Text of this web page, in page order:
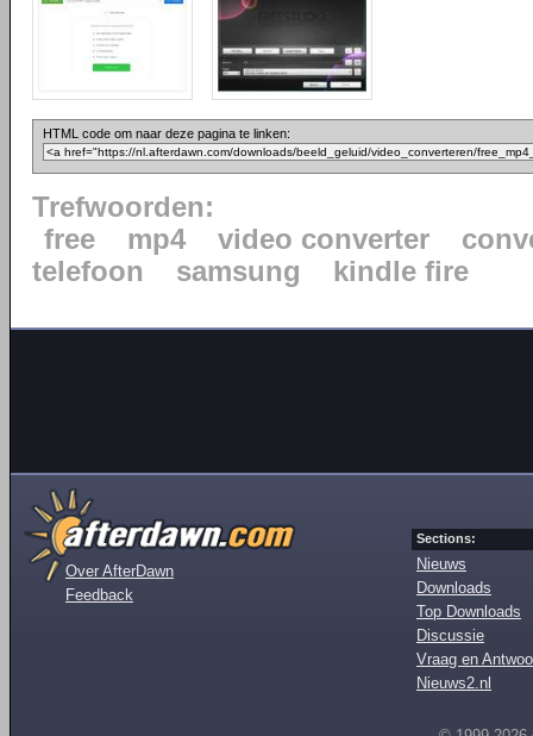
HTML code om naar deze pagina te linken:
Trefwoorden:
free
mp4 video converter
telefoon
samsung kindle fire
Over AfterDawn
Feedback
Sections:
Nieuws
Downloads
Top Downloads
Discussie
Vraag en
Nieuws2.nl